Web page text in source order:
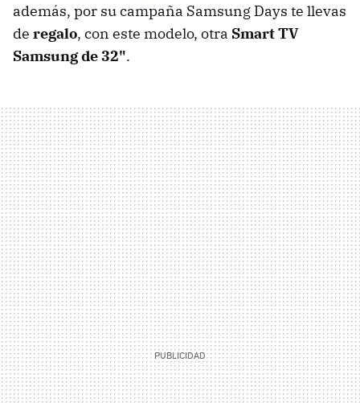
además, por su campaña Samsung Days te llevas
de regalo, con este modelo, otra Smart TV
Samsung de 32".